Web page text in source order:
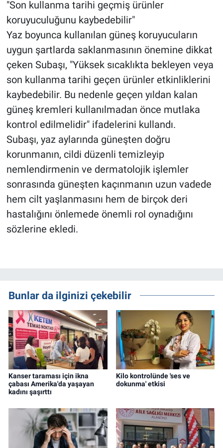
"Son kullanma tarihi geçmiş ürünler
koruyuculuğunu kaybedebilir"
Yaz boyunca kullanılan güneş koruyucuların
uygun şartlarda saklanmasının önemine dikkat
çeken Subaşı, "Yüksek sıcaklıkta bekleyen veya
son kullanma tarihi geçen ürünler etkinliklerini
kaybedebilir. Bu nedenle geçen yıldan kalan
güneş kremleri kullanılmadan önce mutlaka
kontrol edilmelidir" ifadelerini kullandı.
Subaşı, yaz aylarında güneşten doğru
korunmanın, cildi düzenli temizleyip
nemlendirmenin ve dermatolojik işlemler
sonrasında güneşten kaçınmanın uzun vadede
hem cilt yaşlanmasını hem de birçok deri
hastalığını önlemede önemli rol oynadığını
sözlerine ekledi.
Bunlar da ilginizi çekebilir
Kanser taraması için ikna
çabası Amerika'da yaşayan
kadını şaşırttı
Kilo kontrolünde 'ses ve
dokunma' etkisi